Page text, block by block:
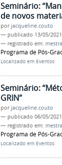
Seminário:
de novos
por jacqueline.couto
— publicado 13/05/2021
— registrado em:
Programa de Pós-
Localizado em Eventos
Seminário:
GRIN”
por jacqueline.couto
— publicado 06/05/2021
— registrado em:
Programa de Pós-
Localizado em Eventos